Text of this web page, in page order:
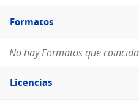
Filtro
Formatos
Formatos
No hay Formatos que
Filtro
Licencias
Licencias